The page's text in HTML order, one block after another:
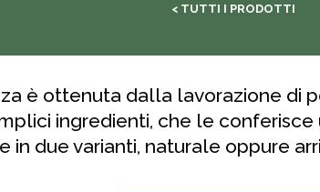
< TUTTI I PRODOTTI
è ottenuta dalla lavorazione di
ingredienti, che le
in due varianti, naturale oppure